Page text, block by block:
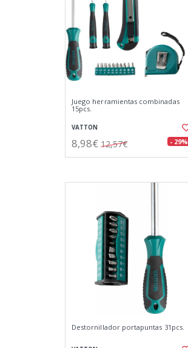
Juego herramientas combinadas
15pcs.
VATTON
8,98€ 12,57€ - 29%
Destornillador portapuntas 31pcs.